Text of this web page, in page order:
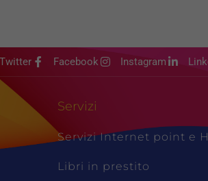
Twitter Facebook Instagram
Servizi
Servizi Internet point e
Libri in prestito